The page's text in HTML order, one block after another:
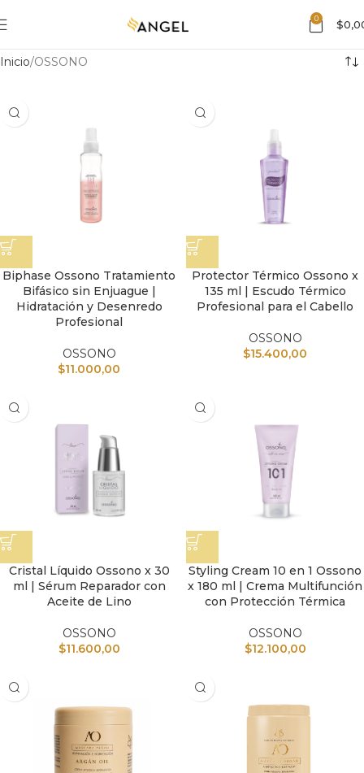
0 $
Inicio OSSONO
Biphase Ossono Tratamiento
Bifásico sin Enjuague |
Hidratación y Desenredo
Profesional
OSSONO
$11.000,00
Protector Térmico Ossono x
135 ml | Escudo Térmico
Profesional para el Cabello
OSSONO
$15.400,00
Cristal Líquido Ossono x 30
ml | Sérum Reparador con
Aceite de Lino
OSSONO
$11.600,00
Styling Cream 10 en 1 Ossono
x 180 ml | Crema Multifunción
con Protección Térmica
OSSONO
$12.100,00